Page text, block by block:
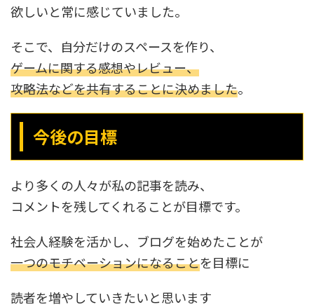
欲しいと常に感じていました。
そこで、自分だけのスペースを作り、
ゲームに関する感想やレビュー、
攻略法などを共有することに決めました。
今後の目標
より多くの人々が私の記事を読み、
コメントを残してくれることが目標です。
社会人経験を活かし、ブログを始めたことが
一つのモチベーションになることを目標に
読者を増やしていきたいと思います